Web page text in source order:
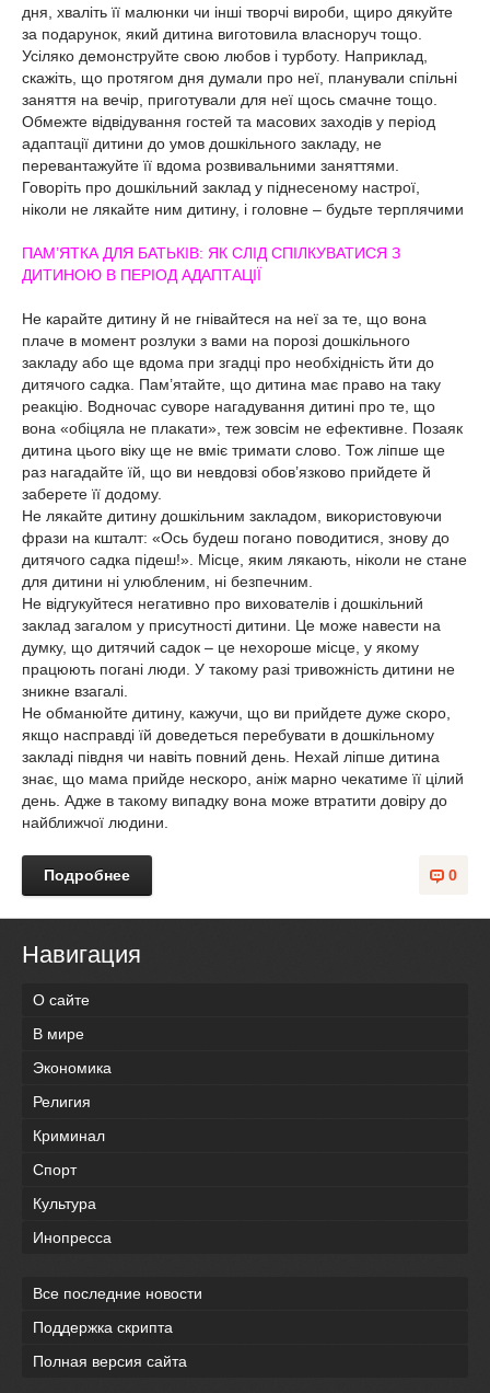
дня, хваліть її малюнки чи інші творчі вироби, щиро дякуйте
за подарунок, який дитина виготовила власноруч тощо.
Усіляко демонструйте свою любов і турботу. Наприклад,
скажіть, що протягом дня думали про неї, планували спільні
заняття на вечір, приготували для неї щось смачне тощо.
Обмежте відвідування гостей та масових заходів у період
адаптації дитини до умов дошкільного закладу, не
перевантажуйте її вдома розвивальними заняттями.
Говоріть про дошкільний заклад у піднесеному настрої,
ніколи не лякайте ним дитину, і головне – будьте терплячими
ПАМ’ЯТКА ДЛЯ БАТЬКІВ: ЯК СЛІД СПІЛКУВАТИСЯ З
ДИТИНОЮ В ПЕРІОД АДАПТАЦІЇ
Не карайте дитину й не гнівайтеся на неї за те, що вона
плаче в момент розлуки з вами на порозі дошкільного
закладу або ще вдома при згадці про необхідність йти до
дитячого садка. Пам’ятайте, що дитина має право на таку
реакцію. Водночас суворе нагадування дитині про те, що
вона «обіцяла не плакати», теж зовсім не ефективне. Позаяк
дитина цього віку ще не вміє тримати слово. Тож ліпше ще
раз нагадайте їй, що ви невдовзі обов’язково прийдете й
заберете її додому.
Не лякайте дитину дошкільним закладом, використовуючи
фрази на кшталт: «Ось будеш погано поводитися, знову до
дитячого садка підеш!». Місце, яким лякають, ніколи не стане
для дитини ні улюбленим, ні безпечним.
Не відгукуйтеся негативно про вихователів і дошкільний
заклад загалом у присутності дитини. Це може навести на
думку, що дитячий садок – це нехороше місце, у якому
працюють погані люди. У такому разі тривожність дитини не
зникне взагалі.
Не обманюйте дитину, кажучи, що ви прийдете дуже скоро,
якщо насправді їй доведеться перебувати в дошкільному
закладі півдня чи навіть повний день. Нехай ліпше дитина
знає, що мама прийде нескоро, аніж марно чекатиме її цілий
день. Адже в такому випадку вона може втратити довіру до
найближчої людини.
0
Подробнее
Навигация
О сайте
В мире
Экономика
Религия
Криминал
Спорт
Культура
Инопресса
Все последние новости
Поддержка скрипта
Полная версия сайта